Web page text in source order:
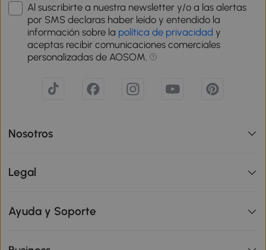
Al suscribirte a nuestra newsletter y/o a las alertas
por SMS declaras haber leído y entendido la
información sobre la política de privacidad y
aceptas recibir comunicaciones comerciales
personalizadas de AOSOM.
Nosotros
Legal
Ayuda y Soporte